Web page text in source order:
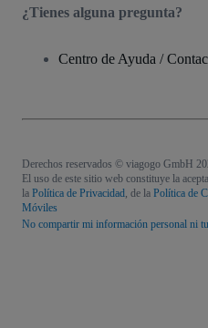
¿Tienes alguna pregunta?
Centro de Ayuda /
Derechos reservados © viagogo GmbH
El uso de este sitio web constituye la
la Política de Privacidad, de la Política de
Móviles
No compartir mi información personal ni